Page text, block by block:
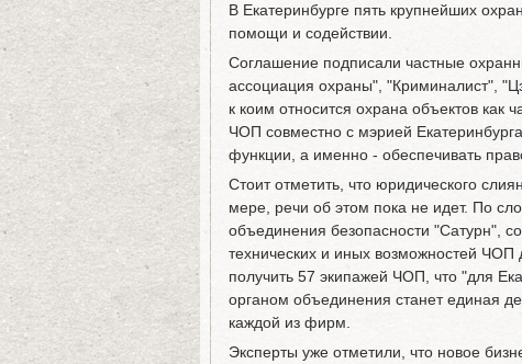
В Екатеринбурге пять крупнейших
помощи и содействии.
Соглашение подписали частные
ассоциация охраны", "Криминалист",
к коим относится охрана объектов как
ЧОП совместно с мэрией
функции, а именно - обеспечивать
Стоит отметить, что юридического
мере, речи об этом пока не идет. По
объединения безопасности "Сатурн",
технических и иных возможностей
получить 57 экипажей ЧОП, что "для
органом объединения станет единая
каждой из фирм.
Эксперты уже отметили, что новое